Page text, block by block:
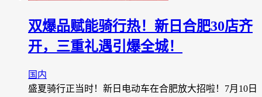
双爆品赋能骑行热！新日合肥30店齐
开，三重礼遇引爆全城！
国内
盛夏骑行正当时！新日电动车在合肥放大招啦！7月10日